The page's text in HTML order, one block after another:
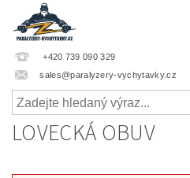
+420 739 090 329
sales@paralyzery-vychytavky.cz
LOVECKÁ OBUV